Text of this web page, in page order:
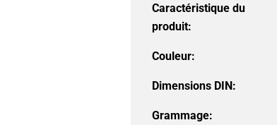
Caractéristique du
produit:
Couleur:
Dimensions DIN:
Grammage: